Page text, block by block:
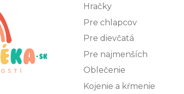
Hračky
Pre chlapcov
Pre dievčatá
Pre najmenších
Oblečenie
Kojenie a kŕmenie